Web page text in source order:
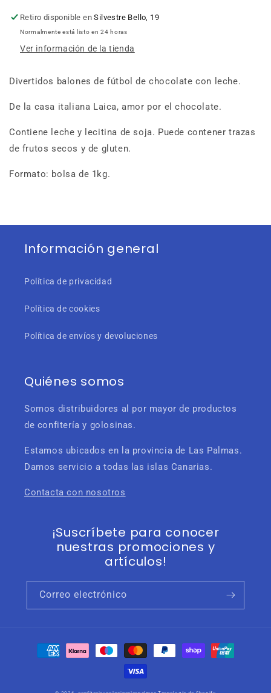
Retiro disponible enSilvestre Bello, 19
Normalmente está listo en 24 horas
Ver información de la tienda
Divertidos balones de fútbol de chocolate con leche.
De la casa italiana Laica, amor por el chocolate.
Contiene leche y lecitina de soja. Puede contener trazas
de frutos secos y de gluten.
Formato: bolsa de 1kg.
Información general
Política de privacidad
Política de cookies
Política de envíos y devoluciones
Quiénes somos
Somos distribuidores al por mayor de productos
de confitería y golosinas.
Estamos ubicados en la provincia de Las Palmas.
Damos servicio a todas las islas Canarias.
Contacta con nosotros
¡Suscríbete para conocer
nuestras promociones y
artículos!
Correo electrónico
Formas